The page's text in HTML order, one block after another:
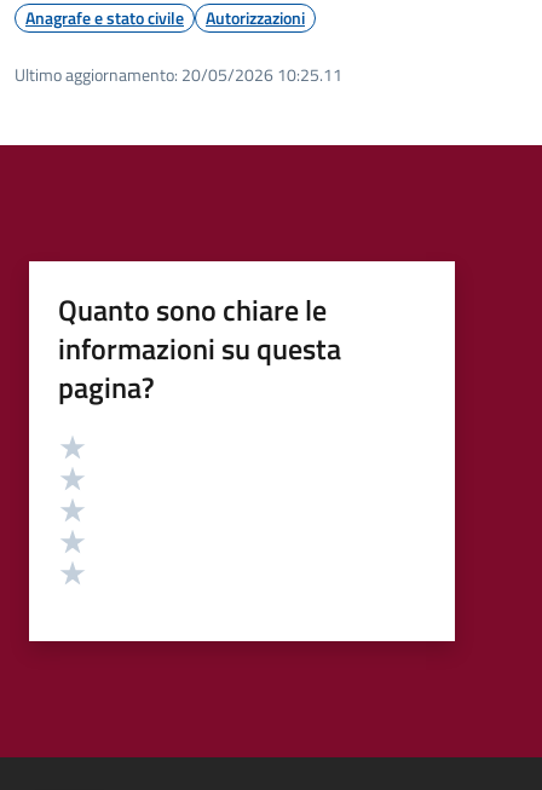
Anagrafe e stato civile Autorizzazioni
Ultimo aggiornamento: 20/05/2026 10:25.11
Quanto sono chiare le
informazioni su questa
pagina?
Valutazione